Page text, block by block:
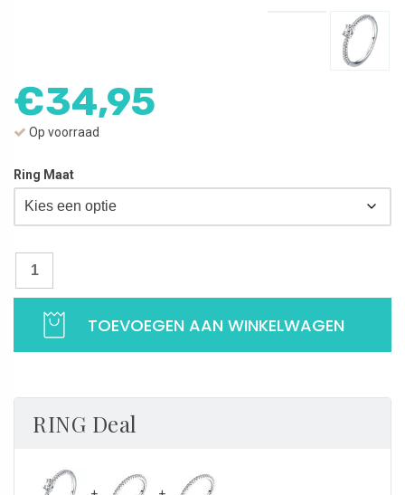
€34,95
Op voorraad
Ring Maat
Smal model Ring | Met centrale steen en kleine zirkonia's | 925
TOEVOEGEN AAN WINKELWAGEN
RING Deal